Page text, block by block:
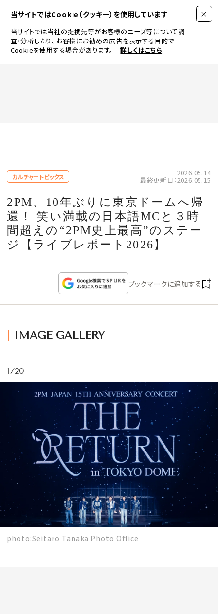
当サイトではCookie（クッキー）を使用しています
当サイトでは当社の提携先等がお客様のニーズ等について調
査・分析したり、 お客様にお勧めの広告を表示する目的で
Cookieを使用する場合があります。
詳しくはこちら
LIFESTYLE
CULTURE
CELEBRITY
COLLECTION
FORTUNE
SDGs
MAGAZINE
会員登録
Log in or Sign up
SPUR読者のためのメンバーシッププログラム
「The SPUR Club」。便利な機能と特典を無料で楽し
めます。
カルチャートピックス 2026.05.14
最終更新日：2026.05.15
2PM、10年ぶりに東京ドームへ帰
還！ 笑い満載の日本語MCと３時
間超えの“2PM史上最高”のステー
ジ【ライブレポート2026】
ブックマークに追加する
IMAGE GALLERY
1/20
photo:Seitaro Tanaka Photo Office